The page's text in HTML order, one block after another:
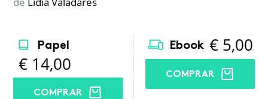
Papel
€ 14,00
COMPRAR
Ebook € 5,00
COMPRAR